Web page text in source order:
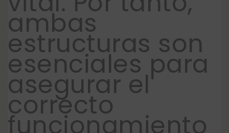
ambas
estructuras son
esenciales para
asegurar el
correcto
funcionamiento